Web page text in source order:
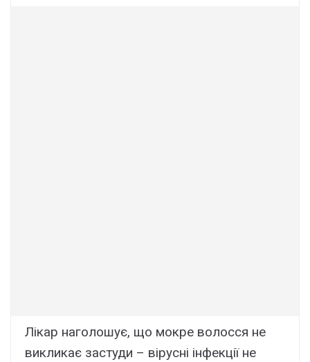
Лікар наголошує, що мокре волосся не
викликає застуди – вірусні інфекції не